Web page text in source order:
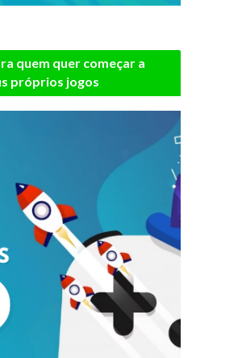
quem quer começar a
próprios jogos